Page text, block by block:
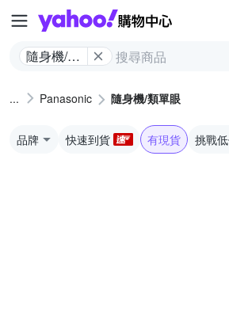
Yahoo購
隨身機/類
Panasonic 隨身機/類單眼
品牌 快速到貨 有現貨 挑戰